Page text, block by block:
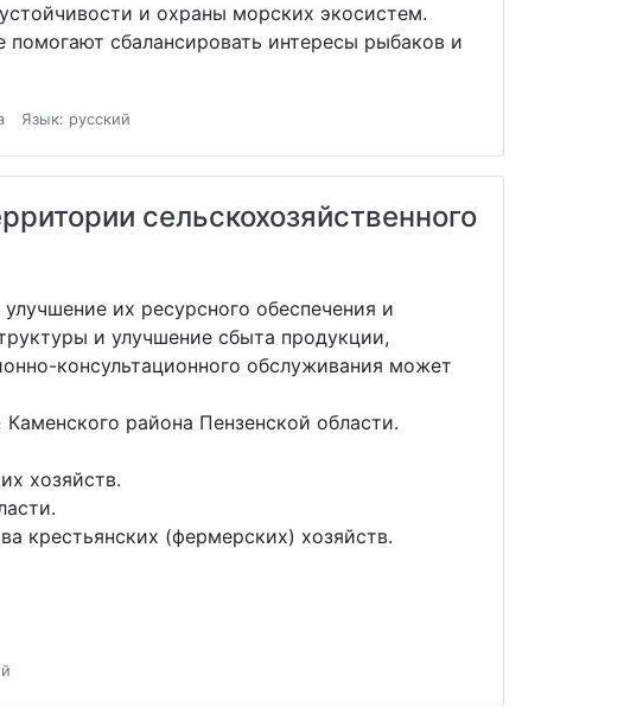
и охраны морских экосистем.
сбалансировать интересы рыбаков и
Язык: русский
сельскохозяйственного
их ресурсного обеспечения и
и улучшение сбыта продукции,
консультационного обслуживания может
района Пензенской области.
хозяйств.
крестьянских (фермерских) хозяйств.